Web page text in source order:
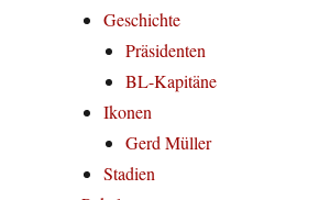
Geschichte
Präsidenten
BL-Kapitäne
Ikonen
Gerd Müller
Stadien